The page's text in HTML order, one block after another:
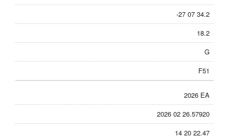
-27 07 34.2
18.2
G
F51
2026 EA
2026 02 26.57920
14 20 22.47